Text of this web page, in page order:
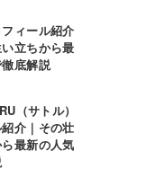
ィール紹介
い立ちから最
底解説
（サトル）
介｜その壮
最新の人気